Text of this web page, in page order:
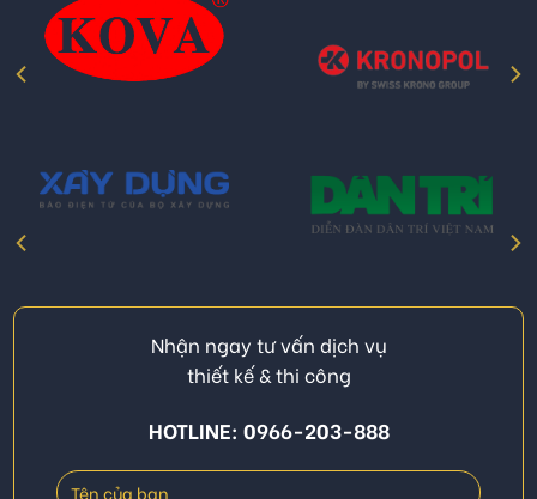
Nhận ngay tư vấn dịch vụ
thiết kế & thi công
HOTLINE: 0966-203-888